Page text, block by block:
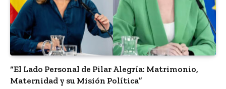
“El Lado Personal de Pilar Alegría: Matrimonio,
Maternidad y su Misión Política”